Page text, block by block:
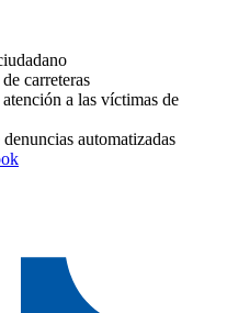
carreteras
a las víctimas de
automatizadas